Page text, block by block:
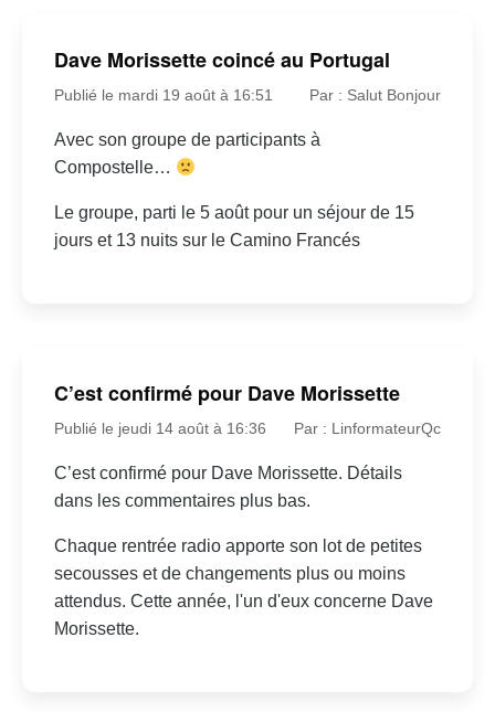
Dave Morissette coincé au Portugal
Publié le mardi 19 août à 16:51 Par : Salut Bonjour
Avec son groupe de participants à
Compostelle…
Le groupe, parti le 5 août pour un séjour de 15
jours et 13 nuits sur le Camino Francés
C’est confirmé pour Dave Morissette
Publié le jeudi 14 août à 16:36 Par : LinformateurQc
C’est confirmé pour Dave Morissette. Détails
dans les commentaires plus bas.
Chaque rentrée radio apporte son lot de petites
secousses et de changements plus ou moins
attendus. Cette année, l'un d'eux concerne Dave
Morissette.